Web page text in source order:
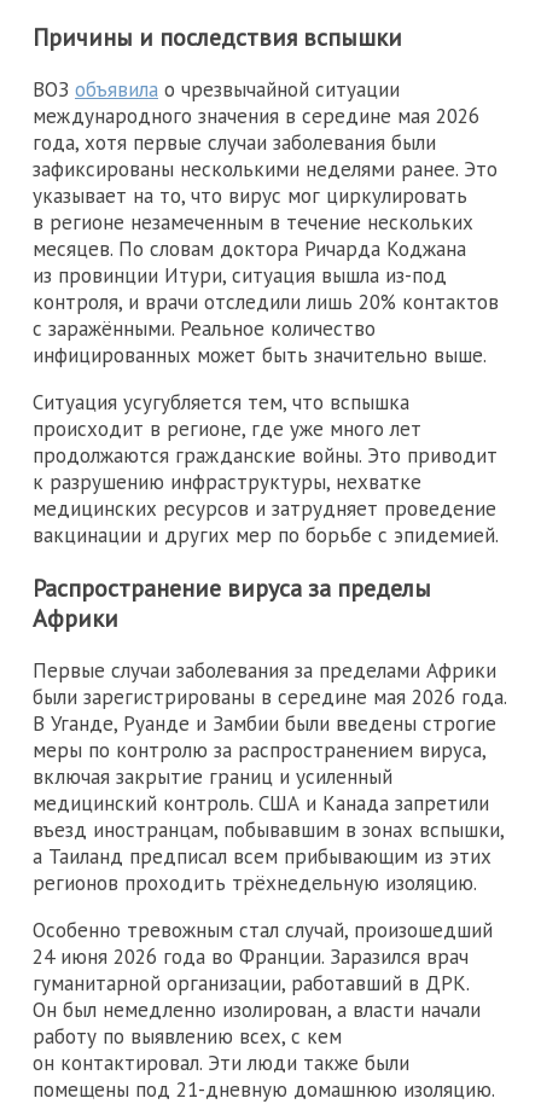
Причины и последствия вспышки
ВОЗ объявила о чрезвычайной ситуации
международного значения в середине мая 2026
года, хотя первые случаи заболевания были
зафиксированы несколькими неделями ранее. Это
указывает на то, что вирус мог циркулировать
в регионе незамеченным в течение нескольких
месяцев. По словам доктора Ричарда Коджана
из провинции Итури, ситуация вышла из-под
контроля, и врачи отследили лишь 20% контактов
с заражёнными. Реальное количество
инфицированных может быть значительно выше.
Ситуация усугубляется тем, что вспышка
происходит в регионе, где уже много лет
продолжаются гражданские войны. Это приводит
к разрушению инфраструктуры, нехватке
медицинских ресурсов и затрудняет проведение
вакцинации и других мер по борьбе с эпидемией.
Распространение вируса за пределы
Африки
Первые случаи заболевания за пределами Африки
были зарегистрированы в середине мая 2026 года.
В Уганде, Руанде и Замбии были введены строгие
меры по контролю за распространением вируса,
включая закрытие границ и усиленный
медицинский контроль. США и Канада запретили
въезд иностранцам, побывавшим в зонах вспышки,
а Таиланд предписал всем прибывающим из этих
регионов проходить трёхнедельную изоляцию.
Особенно тревожным стал случай, произошедший
24 июня 2026 года во Франции. Заразился врач
гуманитарной организации, работавший в ДРК.
Он был немедленно изолирован, а власти начали
работу по выявлению всех, с кем
он контактировал. Эти люди также были
помещены под 21-дневную домашнюю изоляцию.